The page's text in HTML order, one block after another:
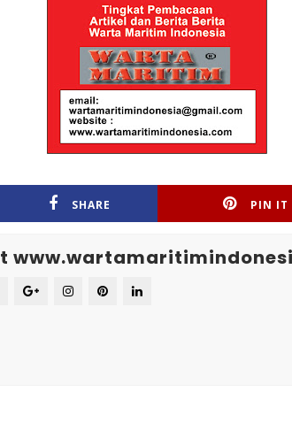
SHARE PIN IT